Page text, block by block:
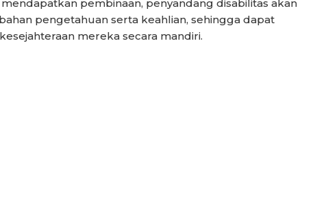
pembinaan, penyandang disabilitas akan
pengetahuan serta keahlian, sehingga dapat
mereka secara mandiri.